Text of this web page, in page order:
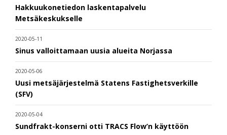
Hakkuukonetiedon laskentapalvelu
Metsäkeskukselle
2020-05-11
Sinus valloittamaan uusia alueita Norjassa
2020-05-06
Uusi metsäjärjestelmä Statens Fastighetsverkille
(SFV)
2020-05-04
Sundfrakt-konserni otti TRACS Flow’n käyttöön